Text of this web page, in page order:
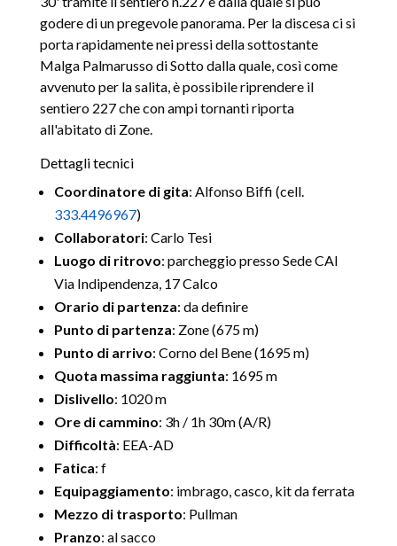
godere di un pregevole panorama. Per la discesa ci si
porta rapidamente nei pressi della sottostante
Malga Palmarusso di Sotto dalla quale, così come
avvenuto per la salita, è possibile riprendere il
sentiero 227 che con ampi tornanti riporta
all'abitato di Zone.
Dettagli tecnici
Coordinatore di gita: Alfonso Biffi (cell.
333.4496967)
Collaboratori: Carlo Tesi
Luogo di ritrovo: parcheggio presso Sede CAI
Via Indipendenza, 17 Calco
Orario di partenza: da definire
Punto di partenza: Zone (675 m)
Punto di arrivo: Corno del Bene (1695 m)
Quota massima raggiunta: 1695 m
Dislivello: 1020 m
Ore di cammino: 3h / 1h 30m (A/R)
Difficoltà: EEA-AD
Fatica: f
Equipaggiamento: imbrago, casco, kit da ferrata
Mezzo di trasporto: Pullman
Pranzo: al sacco